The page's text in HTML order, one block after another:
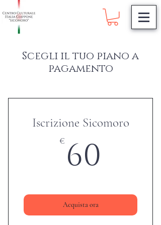
Scegli il tuo piano a
pagamento
Iscrizione Sicomoro
€ 60
Acquista ora